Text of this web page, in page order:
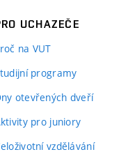
UCHAZEČE
na VUT
programy
otevřených dveří
pro juniory
vzdělávání